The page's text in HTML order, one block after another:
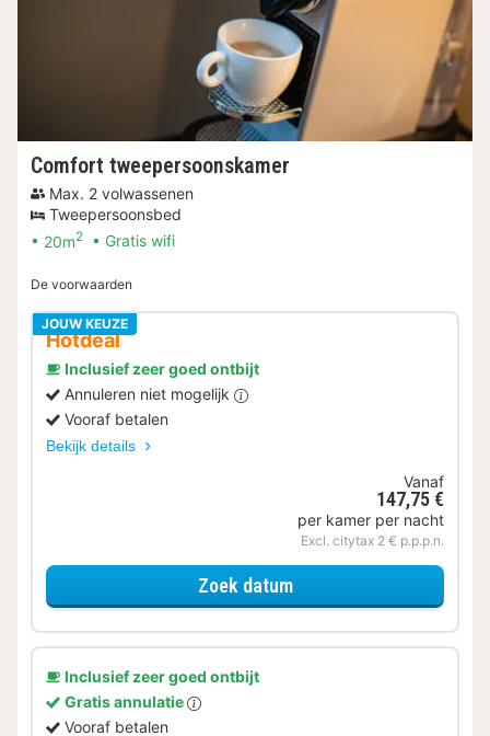
Comfort tweepersoonskamer
Max. 2 volwassenen
Tweepersoonsbed
20m2 Gratis wifi
De voorwaarden
JOUW KEUZE
Hotdeal
Inclusief zeer goed ontbijt
Annuleren niet mogelijk
Vooraf betalen
Bekijk details
Vanaf
147,75 €
per kamer per nacht
Excl. citytax 2 € p.p.p.n.
Zoek datumvoor Comfort
Inclusief zeer goed ontbijt
Gratis annulatie
Vooraf betalen